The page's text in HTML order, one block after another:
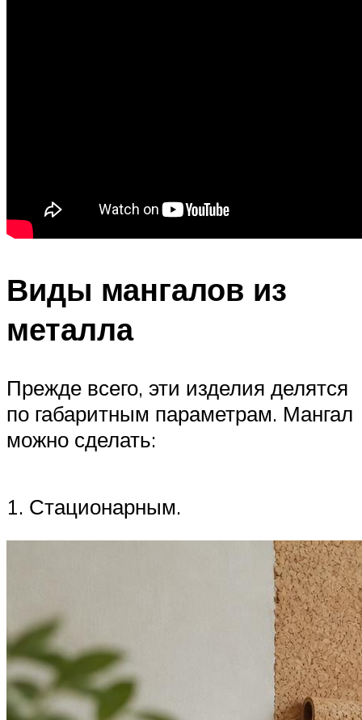
Виды мангалов из
металла
Прежде всего, эти изделия делятся
по габаритным параметрам. Мангал
можно сделать:
1. Стационарным.